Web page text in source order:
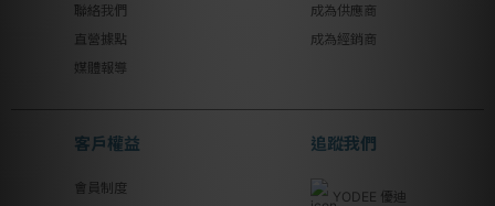
聯絡我們
直營據點
媒體報導
成為供應商
成為經銷商
客戶權益
會員制度
追蹤我們
YODEE 優迪